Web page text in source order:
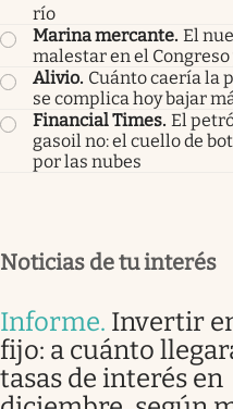
río
Marina mercante. El
malestar en el
Alivio. Cuánto caería la
se complica hoy bajar
Financial Times. El
gasoil no: el cuello de
por las nubes
Noticias de tu interés
Informe. Invertir
fijo: a cuánto
tasas de interés en